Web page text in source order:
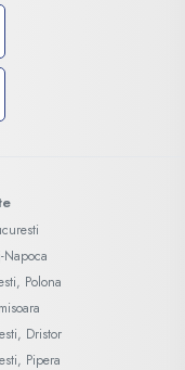
Polona
Dristor
Pipera